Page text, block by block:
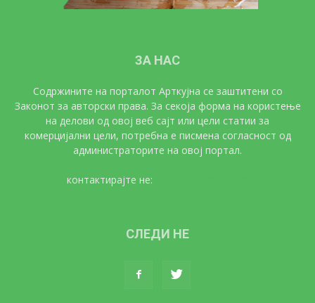
ЗА НАС
Содржините на порталот Арткујна се заштитени со
Законот за авторски права. За секоја форма на користење
на делови од овој веб сајт или цели статии за
комерцијални цели, потребна е писмена согласност од
администраторите на овој портал.
контактирајте не:
СЛЕДИ НЕ